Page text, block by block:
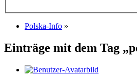
Polska-Info »
Einträge mit dem Tag